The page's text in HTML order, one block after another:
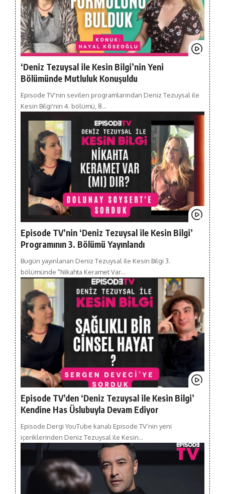
‘Deniz Tezuysal ile Kesin Bilgi’nin Yeni
Bölümünde Mutluluk Konuşuldu
Episode TV'nin sevilen programlarından Deniz Tezuysal ile
Kesin Bilgi'nin 4. bölümü, 8…
Episode TV’nin ‘Deniz Tezuysal ile Kesin Bilgi’
Programının 3. Bölümü Yayınlandı
Bugün yayınlanan Deniz Tezuysal ile Kesin Bilgi 3.
bölümünde "Nikahta Keramet Var…
Episode TV’den ‘Deniz Tezuysal ile Kesin Bilgi’
Kendine Has Üslubuyla Devam Ediyor
Episode Dergi YouTube kanalı Episode TV’nin yeni
içeriklerinden Deniz Tezuysal ile Kesin…